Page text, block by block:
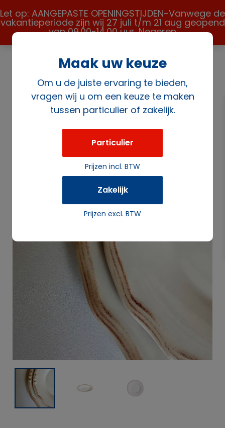
Let op: AANGEPASTE OPENINGSTIJDEN-Vanwege de
vakantieperiode zijn wij 27 juli t/m 21 aug geopend
van 09.00-14.00 uur.Negeren
/ / Bord diep
Maak uw keuze
Om u de juiste ervaring te bieden,
vragen wij u om een keuze te maken
tussen particulier of zakelijk.
Particulier
Prijzen incl. BTW
Zakelijk
Prijzen excl. BTW